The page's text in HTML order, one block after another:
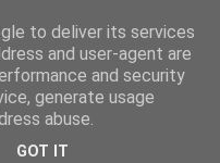
to deliver its services
and user-agent are
and security
generate usage
abuse.
GOT IT